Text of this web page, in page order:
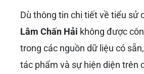
Dù thông tin chi tiết về tiểu sử
Lâm Chấn Hải không được
trong các nguồn dữ liệu có
tác phẩm và sự hiện diện trên